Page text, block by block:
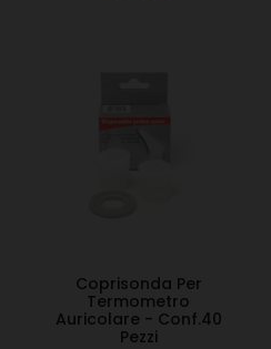
Coprisonda Per
Termometro
Auricolare - Conf.40
Pezzi